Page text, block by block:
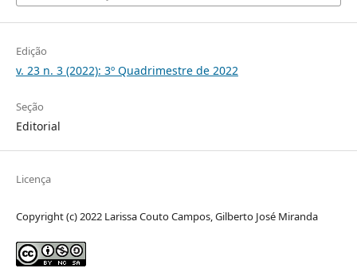
Edição
v. 23 n. 3 (2022): 3º Quadrimestre de 2022
Seção
Editorial
Licença
Copyright (c) 2022 Larissa Couto Campos, Gilberto José Miranda